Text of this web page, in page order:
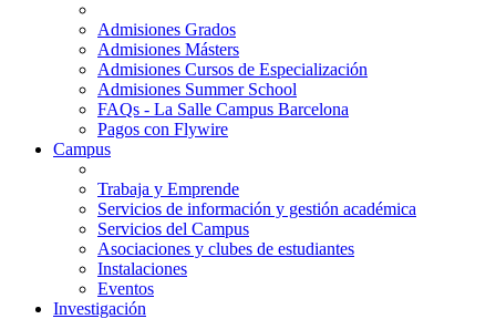
Admisiones Grados
Admisiones Másters
Admisiones Cursos de Especialización
Admisiones Summer School
FAQs - La Salle Campus Barcelona
Pagos con Flywire
Campus
Trabaja y Emprende
Servicios de información y gestión académica
Servicios del Campus
Asociaciones y clubes de estudiantes
Instalaciones
Eventos
Investigación